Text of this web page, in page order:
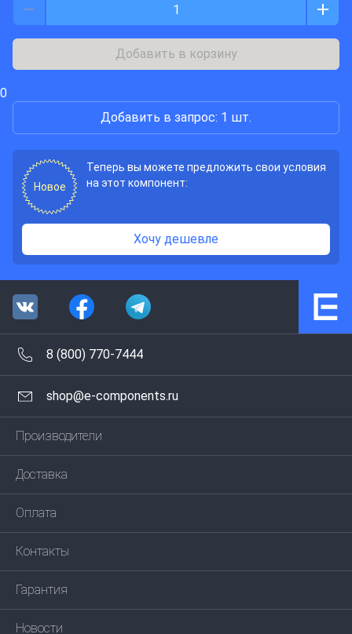
Добавить в корзину
0
Добавить в запрос: 1 шт.
Новое
Теперь вы можете предложить свои условия
на этот компонент:
Хочу дешевле
8 (800) 770-7444
shop@e-components.ru
Производители
Доставка
Оплата
Контакты
Гарантия
Новости